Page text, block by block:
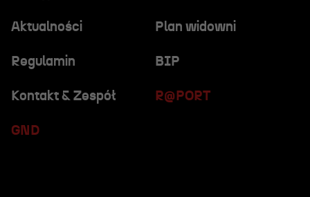
R@PORT
Aktualności Plan widowni
Regulamin BIP
GND
Kontakt & Zespół